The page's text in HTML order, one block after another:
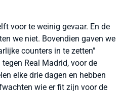
voor te weinig gevaar. En de
we niet. Bovendien gaven we
counters in te zetten"
Real Madrid, voor de
elke drie dagen en hebben
wie er fit zijn voor de